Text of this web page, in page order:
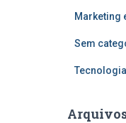
Marketing
Sem